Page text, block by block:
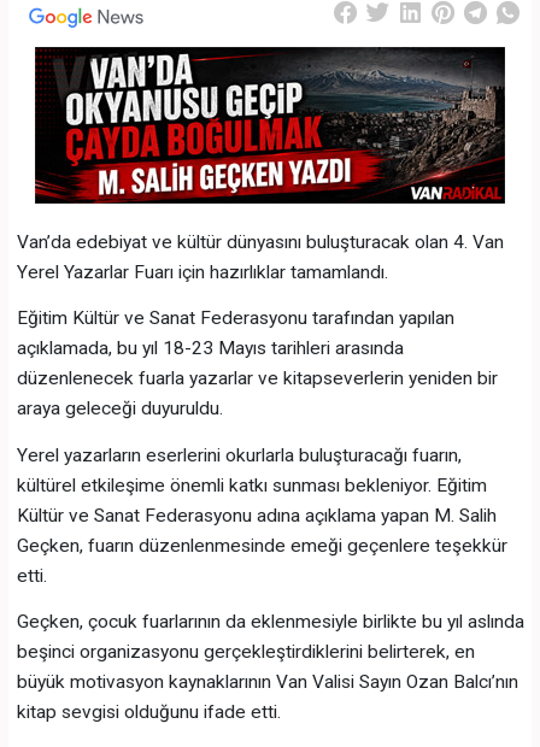
Van’da edebiyat ve kültür dünyasını buluşturacak olan 4. Van
Yerel Yazarlar Fuarı için hazırlıklar tamamlandı.
Eğitim Kültür ve Sanat Federasyonu tarafından yapılan
açıklamada, bu yıl 18-23 Mayıs tarihleri arasında
düzenlenecek fuarla yazarlar ve kitapseverlerin yeniden bir
araya geleceği duyuruldu.
Yerel yazarların eserlerini okurlarla buluşturacağı fuarın,
kültürel etkileşime önemli katkı sunması bekleniyor. Eğitim
Kültür ve Sanat Federasyonu adına açıklama yapan M. Salih
Geçken, fuarın düzenlenmesinde emeği geçenlere teşekkür
etti.
Geçken, çocuk fuarlarının da eklenmesiyle birlikte bu yıl aslında
beşinci organizasyonu gerçekleştirdiklerini belirterek, en
büyük motivasyon kaynaklarının Van Valisi Sayın Ozan Balcı’nın
kitap sevgisi olduğunu ifade etti.